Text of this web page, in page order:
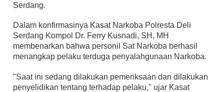
Serdang.
Dalam konfirmasinya Kasat Narkoba Polresta Deli
Serdang Kompol Dr. Ferry Kusnadi, SH, MH
membenarkan bahwa personil Sat Narkoba berhasil
menangkap pelaku terduga penyalahgunaan Narkoba.
"Saat ini sedang dilakukan pemeriksaan dan dilakukan
penyelidikan tentang terhadap pelaku," ujar Kasat